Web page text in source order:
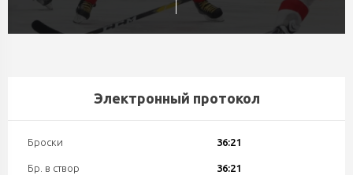
Электронный протокол
Броски 36:21
Бр. в створ 36:21